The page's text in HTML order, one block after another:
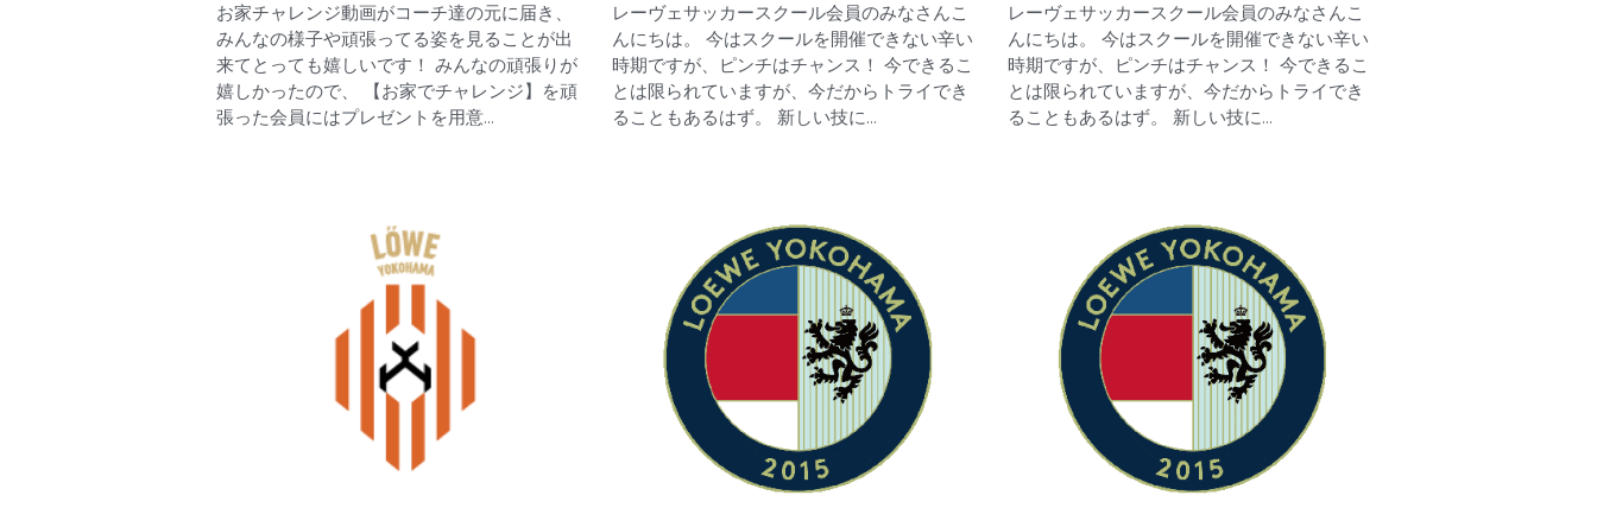
お家チャレンジ動画がコーチ達の元に届き、
みんなの様子や頑張ってる姿を見ることが出
来てとっても嬉しいです！ みんなの頑張りが
嬉しかったので、 【お家でチャレンジ】を頑
張った会員にはプレゼントを用意...
レーヴェサッカースクール会員のみなさんこ
んにちは。 今はスクールを開催できない辛い
時期ですが、ピンチはチャンス！ 今できるこ
とは限られていますが、今だからトライでき
ることもあるはず。 新しい技に...
レーヴェサッカースクール会員のみなさんこ
んにちは。 今はスクールを開催できない辛い
時期ですが、ピンチはチャンス！ 今できるこ
とは限られていますが、今だからトライでき
ることもあるはず。 新しい技に...